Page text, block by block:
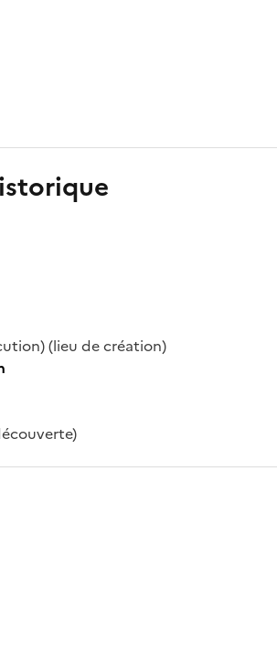
(lieu de création)